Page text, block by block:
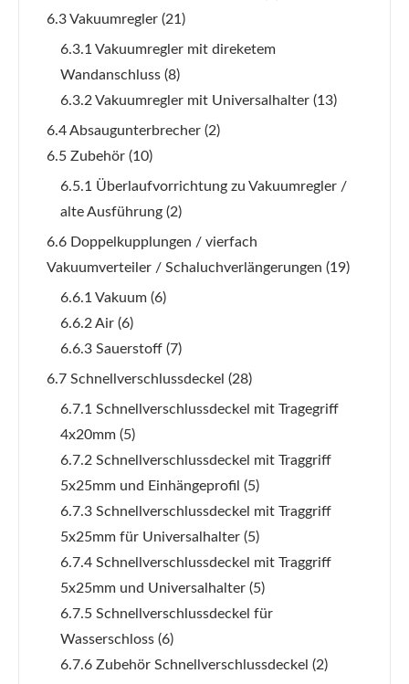
6.3 Vakuumregler (21)
6.3.1 Vakuumregler mit direketem
Wandanschluss (8)
6.3.2 Vakuumregler mit Universalhalter (13)
6.4 Absaugunterbrecher (2)
6.5 Zubehör (10)
6.5.1 Überlaufvorrichtung zu Vakuumregler /
alte Ausführung (2)
6.6 Doppelkupplungen / vierfach
Vakuumverteiler / Schaluchverlängerungen (19)
6.6.1 Vakuum (6)
6.6.2 Air (6)
6.6.3 Sauerstoff (7)
6.7 Schnellverschlussdeckel (28)
6.7.1 Schnellverschlussdeckel mit Tragegriff
4x20mm (5)
6.7.2 Schnellverschlussdeckel mit Traggriff
5x25mm und Einhängeprofil (5)
6.7.3 Schnellverschlussdeckel mit Traggriff
5x25mm für Universalhalter (5)
6.7.4 Schnellverschlussdeckel mit Traggriff
5x25mm und Universalhalter (5)
6.7.5 Schnellverschlussdeckel für
Wasserschloss (6)
6.7.6 Zubehör Schnellverschlussdeckel (2)